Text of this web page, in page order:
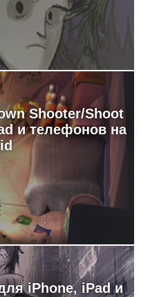
Shooter/Shoot
и телефонов на
iPhone, iPad и